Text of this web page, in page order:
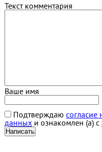
Текст комментария
Ваше имя
Подтверждаю согласие
данныхи ознакомлен (а) с